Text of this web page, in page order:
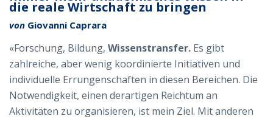
die reale Wirtschaft zu bringen
von Giovanni Caprara
«Forschung, Bildung, Wissenstransfer. Es gibt
zahlreiche, aber wenig koordinierte Initiativen und
individuelle Errungenschaften in diesen Bereichen. Die
Notwendigkeit, einen derartigen Reichtum an
Aktivitäten zu organisieren, ist mein Ziel. Mit anderen